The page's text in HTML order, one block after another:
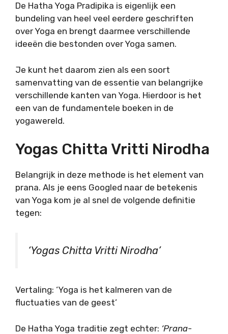
De Hatha Yoga Pradipika is eigenlijk een
bundeling van heel veel eerdere geschriften
over Yoga en brengt daarmee verschillende
ideeën die bestonden over Yoga samen.
Je kunt het daarom zien als een soort
samenvatting van de essentie van belangrijke
verschillende kanten van Yoga. Hierdoor is het
een van de fundamentele boeken in de
yogawereld.
Yogas Chitta Vritti Nirodha
Belangrijk in deze methode is het element van
prana. Als je eens Googled naar de betekenis
van Yoga kom je al snel de volgende definitie
tegen:
‘Yogas Chitta Vritti Nirodha’
Vertaling: ‘Yoga is het kalmeren van de
fluctuaties van de geest’
De Hatha Yoga traditie zegt echter: ‘Prana-